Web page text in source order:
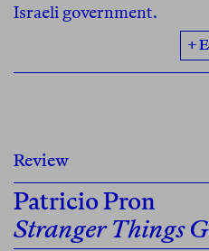
Israeli government.
+
Review
Patricio Pron
Stranger Things